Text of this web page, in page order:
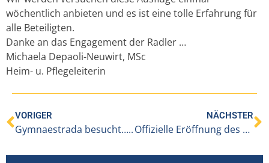
wöchentlich anbieten und es ist eine tolle Erfahrung für
alle Beteiligten.
Danke an das Engagement der Radler …
Michaela Depaoli-Neuwirt, MSc
Heim- u. Pflegeleiterin
VORIGER
Gymnaestrada besucht…..
NÄCHSTER
Offizielle Eröffnung des Hauses „füranand“ mit betreuter Wohngemeinschaft in Höchst